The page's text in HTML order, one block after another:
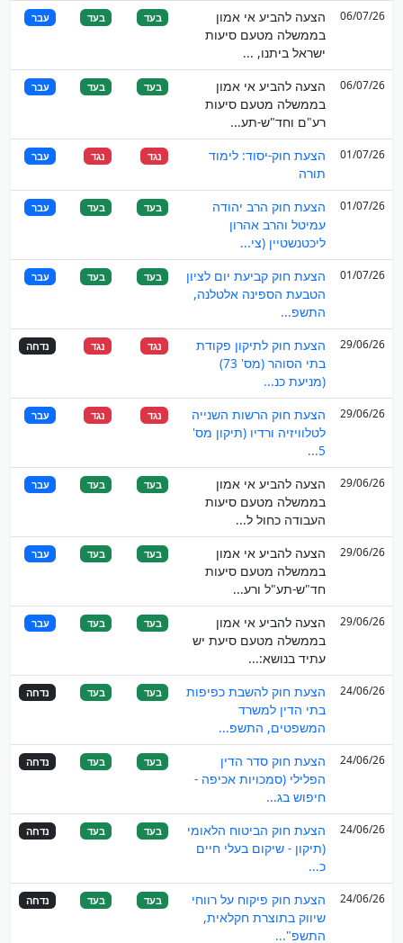
06/07/26
הצעה להביע אי אמון
בממשלה מטעם סיעות
ישראל ביתנו, ...
בעד בעד עבר
06/07/26
הצעה להביע אי אמון
בממשלה מטעם סיעות
רע"ם וחד"ש-תע...
בעד בעד עבר
01/07/26
הצעת חוק-יסוד: לימוד
תורה
נגד נגד עבר
01/07/26
הצעת חוק הרב יהודה
עמיטל והרב אהרון
ליכטנשטיין (צי...
בעד בעד עבר
01/07/26
הצעת חוק קביעת יום לציון
הטבעת הספינה אלטלנה,
התשפ...
בעד בעד עבר
29/06/26
הצעת חוק לתיקון פקודת
בתי הסוהר (מס' 73)
(מניעת כנ...
נגד נגד נדחה
29/06/26
הצעת חוק הרשות השנייה
לטלוויזיה ורדיו (תיקון מס'
5...
נגד נגד עבר
29/06/26
הצעה להביע אי אמון
בממשלה מטעם סיעות
העבודה כחול ל...
בעד בעד עבר
29/06/26
הצעה להביע אי אמון
בממשלה מטעם סיעות
חד"ש-תע"ל ורע...
בעד בעד עבר
29/06/26
הצעה להביע אי אמון
בממשלה מטעם סיעת יש
עתיד בנושא:...
בעד בעד עבר
24/06/26
הצעת חוק להשבת כפיפות
בתי הדין למשרד
המשפטים, התשפ...
בעד בעד נדחה
24/06/26
הצעת חוק סדר הדין
הפלילי (סמכויות אכיפה -
חיפוש בג...
בעד בעד נדחה
24/06/26
הצעת חוק הביטוח הלאומי
(תיקון - שיקום בעלי חיים
כ...
בעד בעד נדחה
24/06/26
הצעת חוק פיקוח על רווחי
שיווק בתוצרת חקלאית,
התשפ"...
בעד בעד נדחה